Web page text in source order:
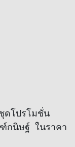
ดโปรโมชั่น
กนิษฐ์ ในราคา